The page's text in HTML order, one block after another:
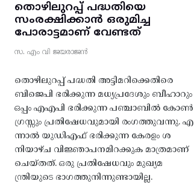
തൊഴിലുറപ്പ് പദ്ധതിയെ
സംരക്ഷിക്കാൻ ഒരുമിച്ച
പോരാട്ടമാണ് വേണ്ടത്
സ. എം വി ജയരാജൻ
തൊഴിലുറപ്പ് പദ്ധതി അട്ടിമറിക്കെതിരെ
ബിജെപി ഭരിക്കുന്ന മധ്യപ്രദേശും ബീഹാറും
ഒപ്പം എഎപി ഭരിക്കുന്ന പഞ്ചാബിൽ കോൺ
ഗ്രസ്സും പ്രതിഷേധവുമായി രംഗത്തുവന്നു. എ
ന്നാൽ യുഡിഎഫ് ഭരിക്കുന്ന കേരളം ശ
നിയാഴ്ച വിജ്ഞാപനമിറക്കുക മാത്രമാണ്
ചെയ്തത്. ഒരു പ്രതിഷേധവും മുഖ്യമ
ന്ത്രിയുടെ ഭാഗത്തുനിന്നുണ്ടായില്ല.